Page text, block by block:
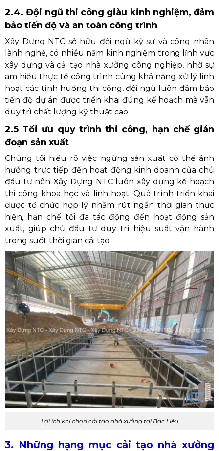
2.4. Đội ngũ thi công giàu kinh nghiệm, đảm
bảo tiến độ và an toàn công trình
Xây Dựng NTC sở hữu đội ngũ kỹ sư và công nhân
lành nghề, có nhiều năm kinh nghiệm trong lĩnh vực
xây dựng và cải tạo nhà xưởng công nghiệp, nhờ sự
am hiểu thực tế công trình cùng khả năng xử lý linh
hoạt các tình huống thi công, đội ngũ luôn đảm bảo
tiến độ dự án được triển khai đúng kế hoạch mà vẫn
duy trì chất lượng kỹ thuật cao.
2.5 Tối ưu quy trình thi công, hạn chế gián
đoạn sản xuất
Chúng tôi hiểu rõ việc ngừng sản xuất có thể ảnh
hưởng trực tiếp đến hoạt động kinh doanh của chủ
đầu tư nên Xây Dựng NTC luôn xây dựng kế hoạch
thi công khoa học và linh hoạt. Quá trình triển khai
được tổ chức hợp lý nhằm rút ngắn thời gian thực
hiện, hạn chế tối đa tác động đến hoạt động sản
xuất, giúp chủ đầu tư duy trì hiệu suất vận hành
trong suốt thời gian cải tạo.
Lợi ích khi chọn cải tạo nhà xưởng tại Bạc Liêu
3. Những hạng mục cải tạo nhà xưởng